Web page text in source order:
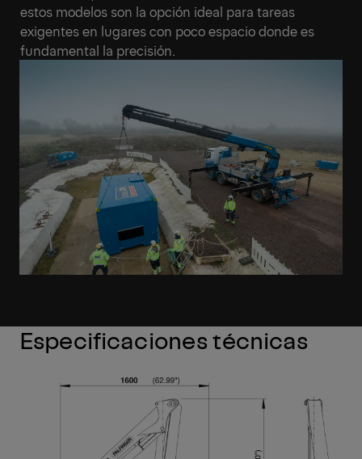
estos modelos son la opción ideal para tareas
exigentes en lugares con poco espacio donde es
fundamental la precisión.
Especificaciones técnicas